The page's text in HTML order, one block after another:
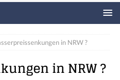
in NRW ?
in NRW ?